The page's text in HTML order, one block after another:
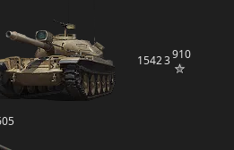
15423910